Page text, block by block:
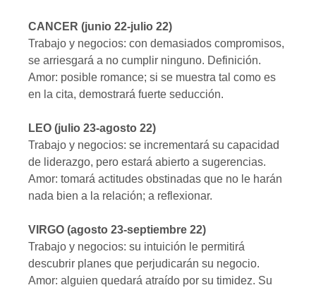
CANCER (junio 22-julio 22)
Trabajo y negocios: con demasiados compromisos,
se arriesgará a no cumplir ninguno. Definición.
Amor: posible romance; si se muestra tal como es
en la cita, demostrará fuerte seducción.
LEO (julio 23-agosto 22)
Trabajo y negocios: se incrementará su capacidad
de liderazgo, pero estará abierto a sugerencias.
Amor: tomará actitudes obstinadas que no le harán
nada bien a la relación; a reflexionar.
VIRGO (agosto 23-septiembre 22)
Trabajo y negocios: su intuición le permitirá
descubrir planes que perjudicarán su negocio.
Amor: alguien quedará atraído por su timidez. Su